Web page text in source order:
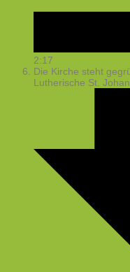
2:17
Die Kirche steht
Lutherische St.